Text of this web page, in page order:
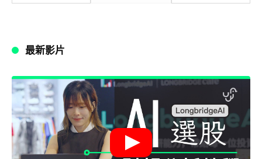
最新影片